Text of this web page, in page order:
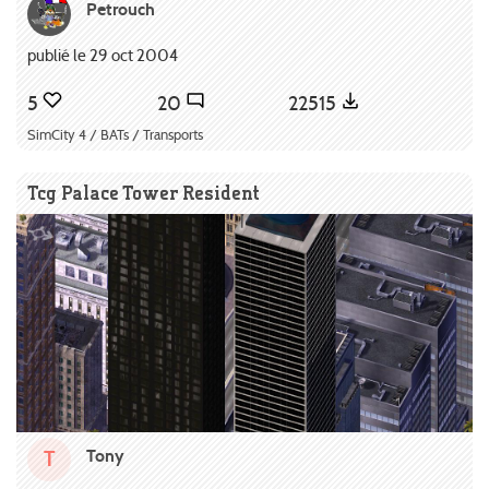
Petrouch
publié le 29 oct 2004
5 20 22515
SimCity 4 / BATs / Transports
Tcg Palace Tower Resident
T Tony